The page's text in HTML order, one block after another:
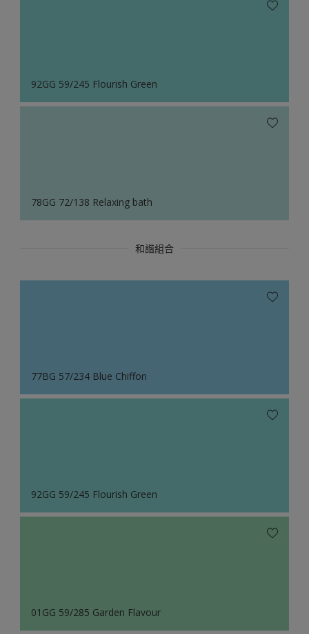
92GG 59/245 Flourish Green
78GG 72/138 Relaxing bath
和諧組合
77BG 57/234 Blue Chiffon
92GG 59/245 Flourish Green
01GG 59/285 Garden Flavour